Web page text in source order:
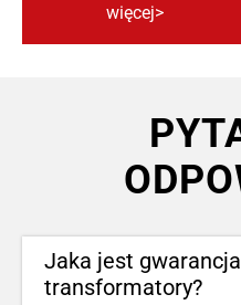
więcej
Jaka jest
transformatory?